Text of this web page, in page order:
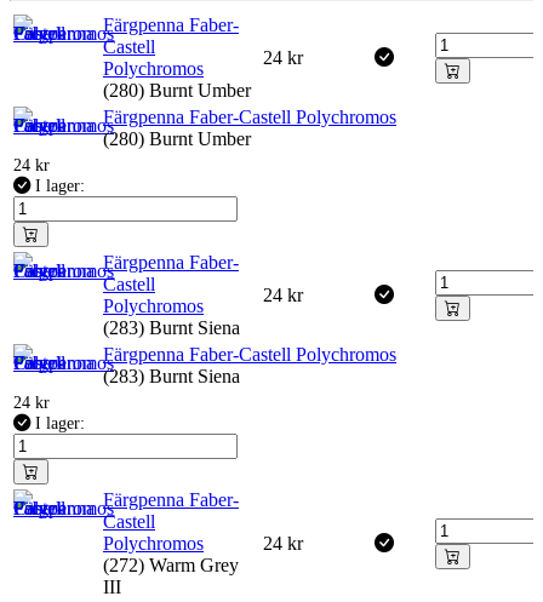
Färgpenna Faber-
Castell
Polychromos
(280) Burnt Umber
24 kr
Färgpenna Faber-Castell Polychromos
(280) Burnt Umber
24 kr
I lager:
Färgpenna Faber-
Castell
Polychromos
(283) Burnt Siena
24 kr
Färgpenna Faber-Castell Polychromos
(283) Burnt Siena
24 kr
I lager:
Färgpenna Faber-
Castell
Polychromos
(272) Warm Grey
III
24 kr